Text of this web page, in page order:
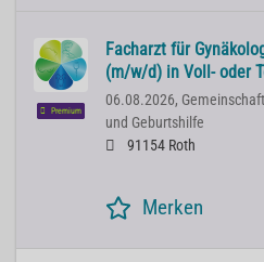
Premium
Facharzt für
(m/w/d) in Voll- oder
06.08.2026,
und Geburtshilfe
91154 Roth
Merken